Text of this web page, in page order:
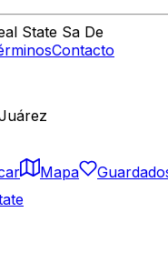
State Sa De
Contacto
Mapa